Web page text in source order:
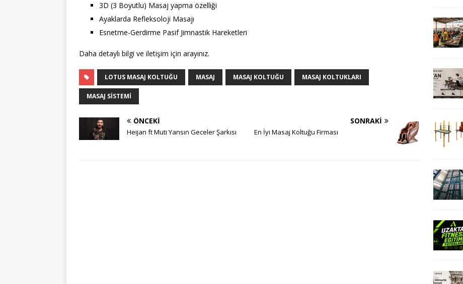
3D (3 Boyutlu) Masaj yapma özelliği
Ayaklarda Refleksoloji Masajı
Esnetme-Gerdirme Pasif Jimnastik Hareketleri
Daha detaylı bilgi ve iletişim için arayınız.
LOTUS MASAJ KOLTUĞU MASAJ MASAJ KOLTUĞU MASAJ KOLTUKLARI
MASAJ SISTEMI
ÖNCEKI
Heijan ft Muti Yansın Geceler Şarkısı
SONRAKI
En İyi Masaj Koltuğu Firması